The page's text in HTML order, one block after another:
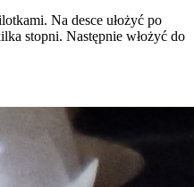
Na desce ułożyć po
stopni. Następnie włożyć do